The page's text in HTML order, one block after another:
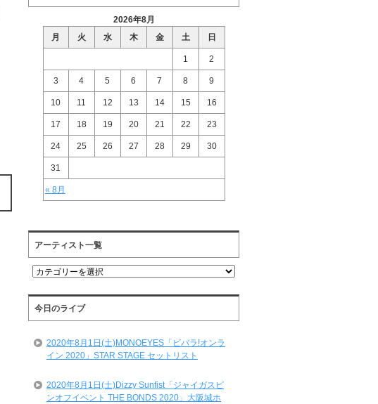
2026年8月
月
火 水 木 金 土 日
« 8月
1 2
3 4 5 6 7 8 9
10 11 12 13 14 15 16
17 18 19 20 21 22 23
24 25 26 27 28 29 30
31
アーティスト一覧
ア
テ
ィ
ス
一
今日のライブ
2020年8月1日(土)MONOEYES「ビバラ!オンラ
イン 2020」STAR STAGE セットリスト
2020年8月1日(土)Dizzy Sunfist「ジャイガスピ
ンオフイベント THE BONDS 2020」大阪城ホ